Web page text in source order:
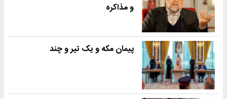
و مذاکره
پیمان مکه و یک تیر و چند